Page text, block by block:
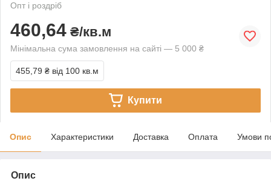
Опт і роздріб
460,64 ₴/кв.м
Мінімальна сума замовлення на сайті — 5 000 ₴
455,79 ₴ від 100 кв.м
Купити
Опис Характеристики Доставка Оплата Умови
Опис